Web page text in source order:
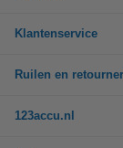
Klantenservice
Ruilen en
123accu.nl